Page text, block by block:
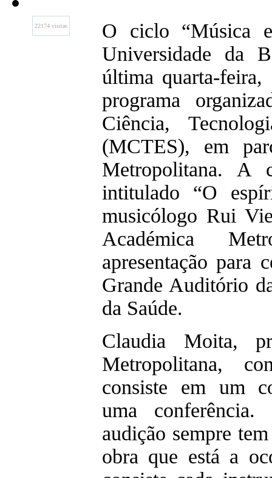
22174 visitas
O ciclo “Música
Universidade da
última quarta-
programa
Ciência,
(MCTES), em
Metropolitana. A
intitulado “O
musicólogo Rui
Académica
apresentação para
Grande Auditório
da Saúde.
Claudia Moita,
Metropolitana,
consiste em um
uma
audição sempre
obra que está a